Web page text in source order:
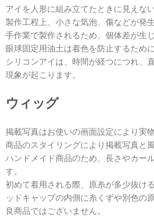
アイを人形に組み立てたときに見えな
製作工程上、小さな気泡、傷などが発
手作業で製作されるため、個体差が生
眼球固定用油土は着色を防止するため
シリコンアイは、時間が経つにつれ、
現象が起こります。
ウィッグ
掲載写真はお使いの画面設定により実
商品のスタイリングにより掲載写真と
ハンドメイド商品のため、長さやカー
す。
初めて着用される際、原糸が多少抜け
ッドキャップの内側に糸くずや別色の
良商品ではございません。